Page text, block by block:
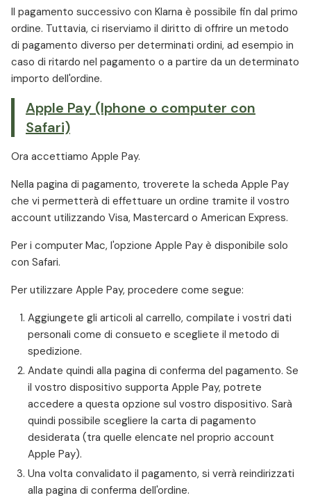
Il pagamento successivo con Klarna è possibile fin dal primo
ordine. Tuttavia, ci riserviamo il diritto di offrire un metodo
di pagamento diverso per determinati ordini, ad esempio in
caso di ritardo nel pagamento o a partire da un determinato
importo dell'ordine.
Apple Pay (Iphone o computer con
Safari)
Ora accettiamo Apple Pay.
Nella pagina di pagamento, troverete la scheda Apple Pay
che vi permetterà di effettuare un ordine tramite il vostro
account utilizzando Visa, Mastercard o American Express.
Per i computer Mac, l'opzione Apple Pay è disponibile solo
con Safari.
Per utilizzare Apple Pay, procedere come segue:
Aggiungete gli articoli al carrello, compilate i vostri dati
personali come di consueto e scegliete il metodo di
spedizione.
Andate quindi alla pagina di conferma del pagamento. Se
il vostro dispositivo supporta Apple Pay, potrete
accedere a questa opzione sul vostro dispositivo. Sarà
quindi possibile scegliere la carta di pagamento
desiderata (tra quelle elencate nel proprio account
Apple Pay).
Una volta convalidato il pagamento, si verrà reindirizzati
alla pagina di conferma dell'ordine.